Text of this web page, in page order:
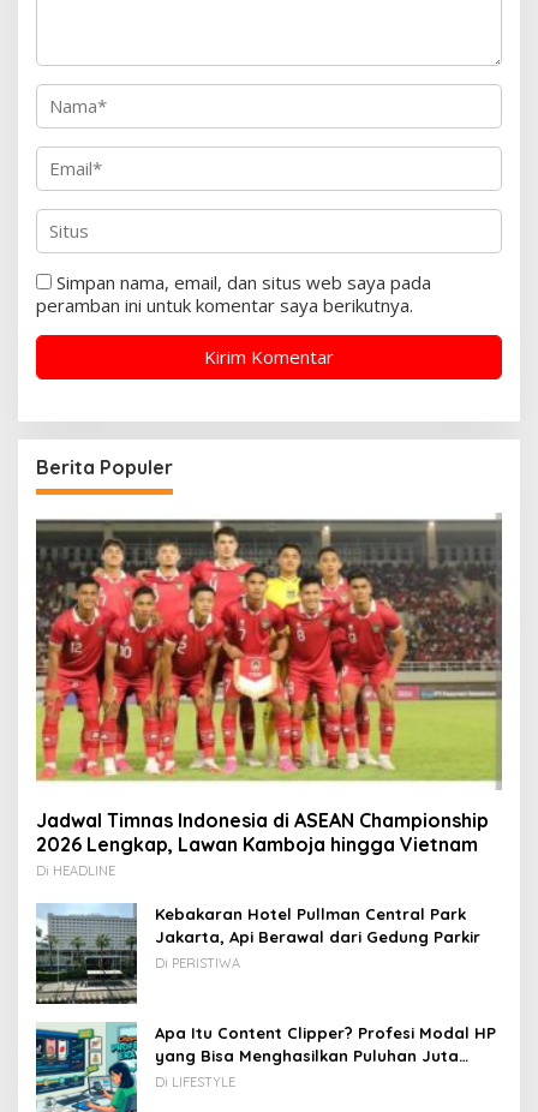
Simpan nama, email, dan situs web saya pada
peramban ini untuk komentar saya berikutnya.
Berita Populer
Jadwal Timnas Indonesia di ASEAN Championship
2026 Lengkap, Lawan Kamboja hingga Vietnam
Di HEADLINE
Kebakaran Hotel Pullman Central Park
Jakarta, Api Berawal dari Gedung Parkir
Di PERISTIWA
Apa Itu Content Clipper? Profesi Modal HP
yang Bisa Menghasilkan Puluhan Juta
Rupiah
Di LIFESTYLE